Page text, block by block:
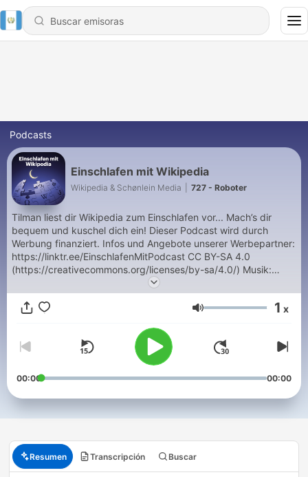
Podcasts
Einschlafen mit Wikipedia
Wikipedia & Schønlein Media 727 - Roboter
Tilman liest dir Wikipedia zum Einschlafen vor... Mach’s dir
bequem und kuschel dich ein! Dieser Podcast wird durch
Werbung finanziert. Infos und Angebote unserer Werbepartner:
https://linktr.ee/EinschlafenMitPodcast CC BY-SA 4.0
(https://creativecommons.org/licenses/by-sa/4.0/) Musik:
LAKEY INSPIRED - Better Days
https://soundcloud.com/lakeyinspired/better-days CC BY-SA
3.0 (https://creativecommons.org/licenses/by-sa/3.0/)
Volumen 1 x
00:00 00:00
Resumen Transcripción Buscar